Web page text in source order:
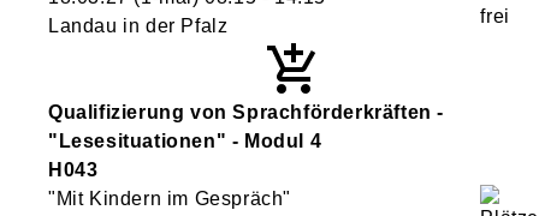
Landau in der Pfalz
Qualifizierung von Sprachförderkräften -
"Lesesituationen" - Modul 4
H043
"Mit Kindern im Gespräch"